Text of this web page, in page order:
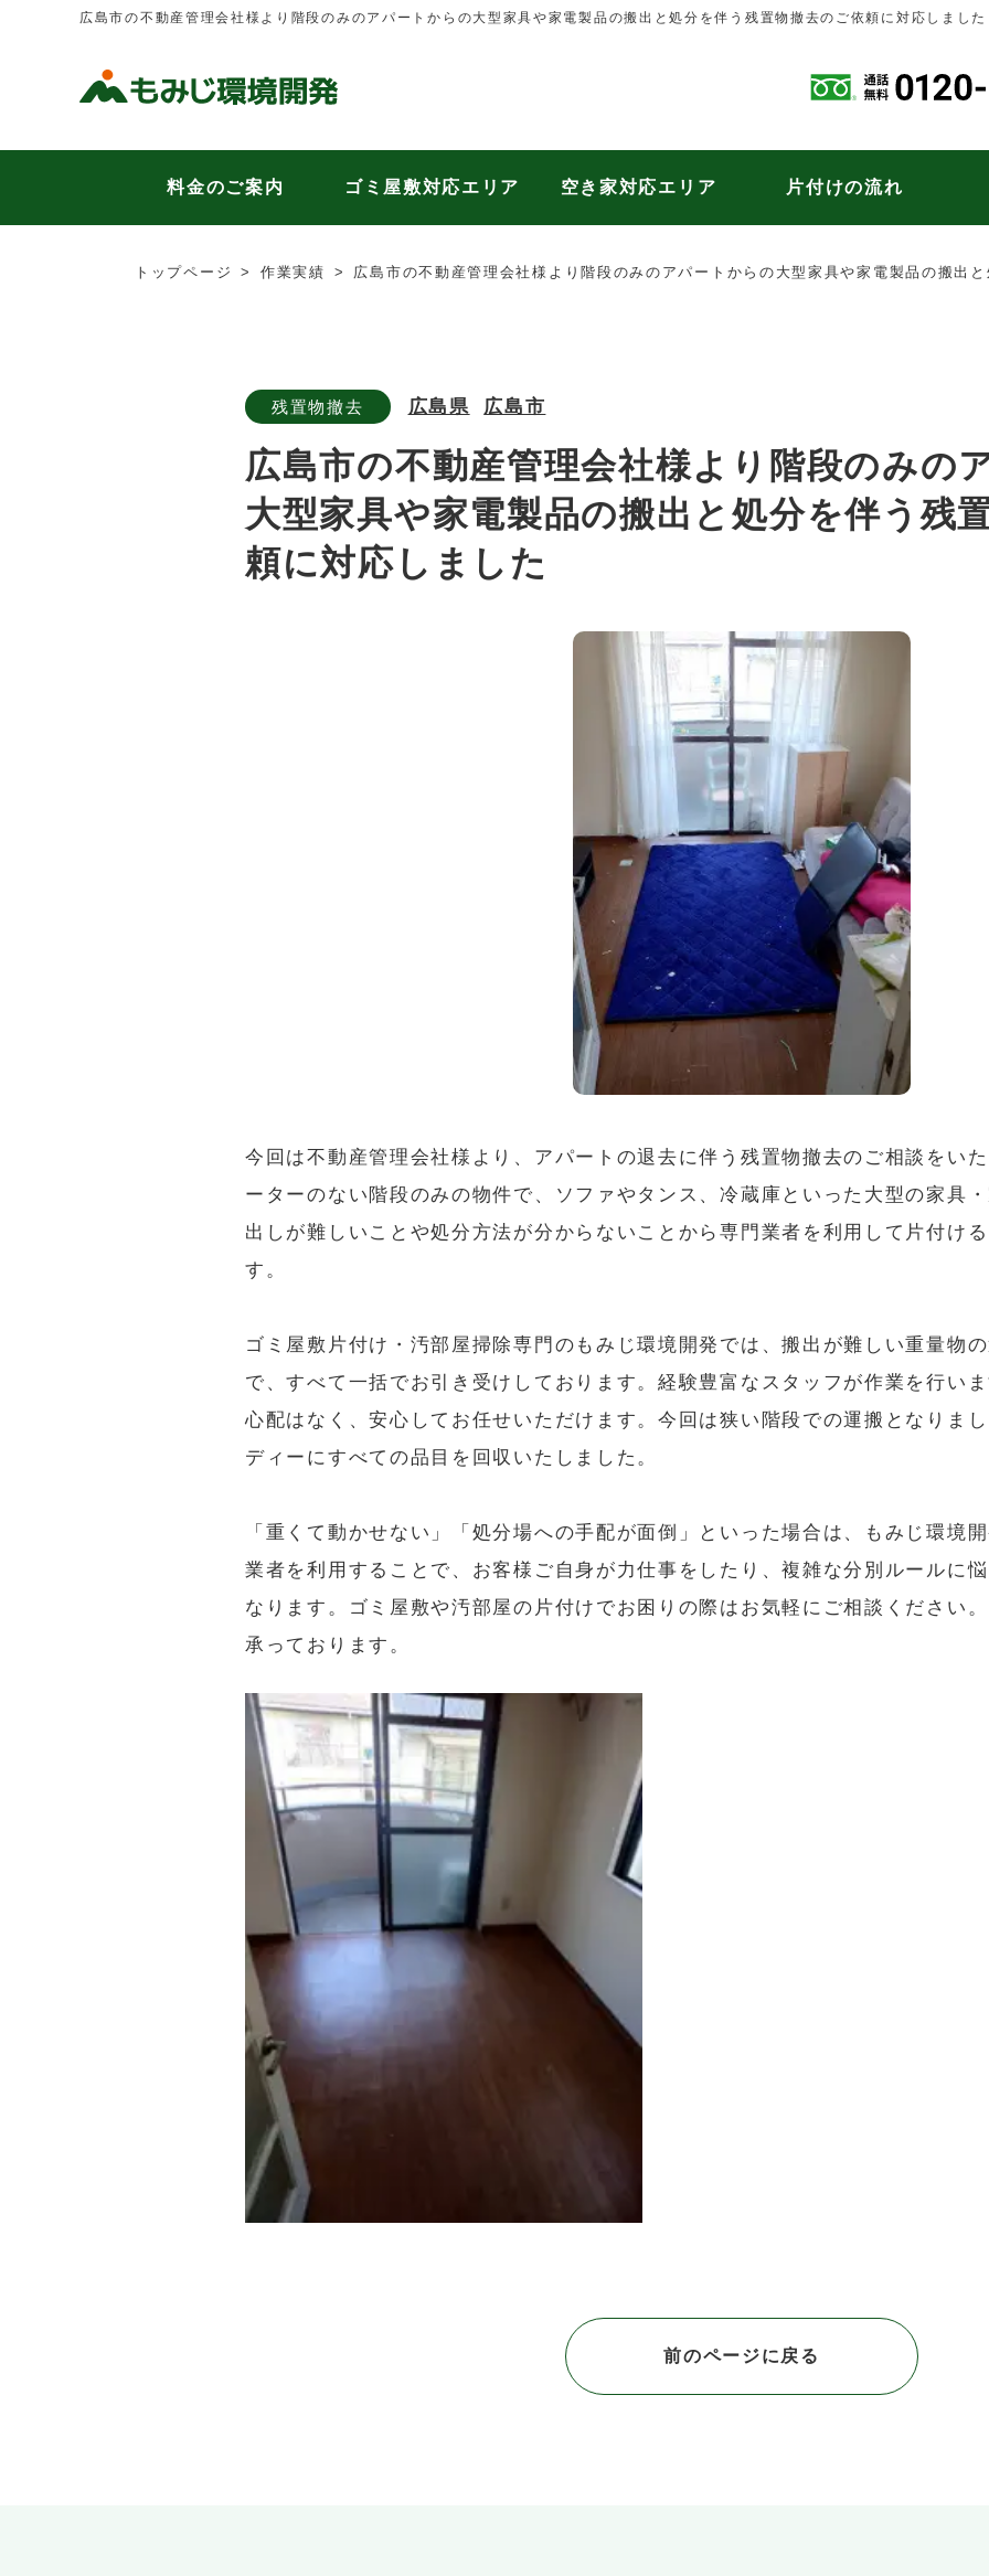
広島市の不動産管理会社様より階段のみのアパートからの大型家具や家電製品の搬出と処分を伴う残置物撤去のご依頼に対応しました
料金のご案内 ゴミ屋敷対応エリア 空き家対応エリア 片付けの流れ
トップページ 作業実績 広島市の不動産管理会社様より階段のみのアパートからの大型家具や家電製品の搬出
残置物撤去 広島県 広島市
広島市の不動産管理会社様より階段のみの
大型家具や家電製品の搬出と処分を伴う残
頼に対応しました
今回は不動産管理会社様より、アパートの退去に伴う残置物撤去のご相談をい
ーターのない階段のみの物件で、ソファやタンス、冷蔵庫といった大型の家具
出しが難しいことや処分方法が分からないことから専門業者を利用して片付け
す。
ゴミ屋敷片付け・汚部屋掃除専門のもみじ環境開発では、搬出が難しい重量物
で、すべて一括でお引き受けしております。経験豊富なスタッフが作業を行い
心配はなく、安心してお任せいただけます。今回は狭い階段での運搬となりま
ディーにすべての品目を回収いたしました。
「重くて動かせない」「処分場への手配が面倒」といった場合は、もみじ環境
業者を利用することで、お客様ご自身が力仕事をしたり、複雑な分別ルールに
なります。ゴミ屋敷や汚部屋の片付けでお困りの際はお気軽にご相談ください
承っております。
前のページに戻る